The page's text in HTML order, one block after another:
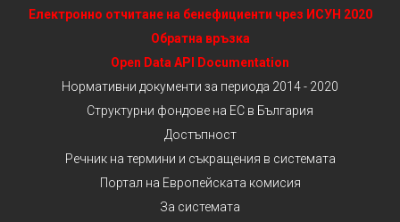
Електронно отчитане на бенефициенти чрез ИСУН 2020
Обратна връзка
Open Data API Documentation
Нормативни документи за периода 2014 - 2020
Структурни фондове на ЕС в България
Достъпност
Речник на термини и съкращения в системата
Портал на Европейската комисия
За системата